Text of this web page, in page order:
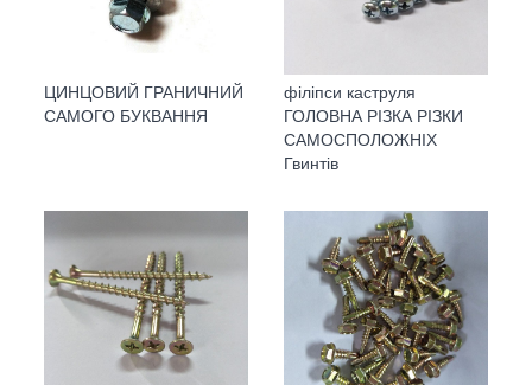
ЦИНЦОВИЙ ГРАНИЧНИЙ
САМОГО БУКВАННЯ
філіпси каструля
ГОЛОВНА РІЗКА РІЗКИ
САМОСПОЛОЖНІХ
Гвинтів